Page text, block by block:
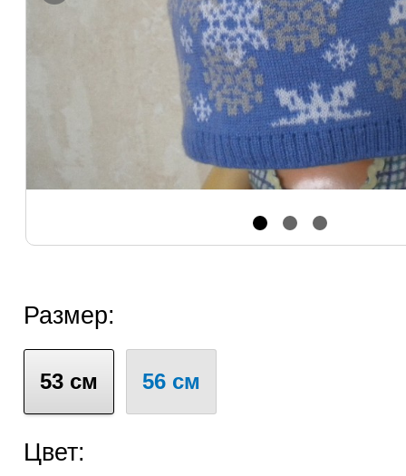
Размер:
53 см 56 см
Цвет: